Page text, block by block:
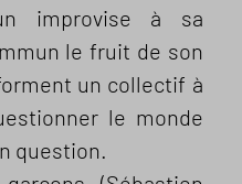
improvise à sa
le fruit de son
un collectif à
le monde
question.